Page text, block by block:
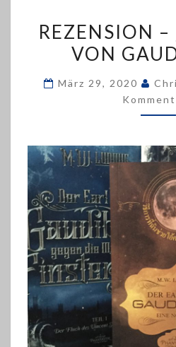
–
REZENSION –
VON
März 29, 2020